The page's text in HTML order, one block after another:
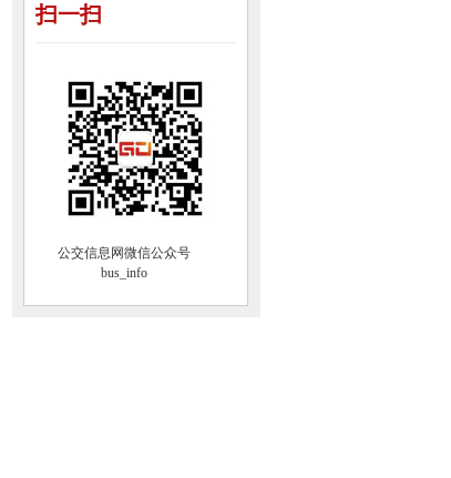
扫一扫
公交信息网微信公众号
bus_info